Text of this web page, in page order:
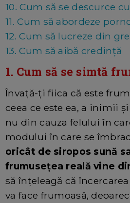
10. Cum să se descurce
11. Cum să abordeze
12. Cum să lucreze din
13. Cum să aibă credință
1. Cum să se simtă
Învață-ți fiica că este
ceea ce este ea, a inimii
nu din cauza felului în
modului în care se
oricât de siropos sună
frumusețea reală vine
să înțeleagă că
va face frumoasă,